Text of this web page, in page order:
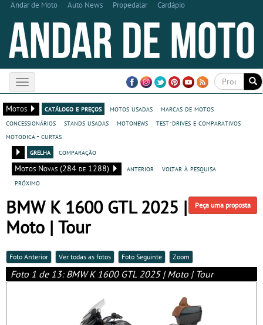
Andar de Moto Auto News Propedalar Cardápio
Toggle
navigation
Motos
catálogo e preços motos usadas
marcas de motos
concessionários
stands usadas motonews
test-drives e comparativos
motodica - curtas
grelha
comparação
Motos Novas (284 de 1288)
anterior
voltar à pesquisa
próximo
Peça uma proposta
BMW K 1600 GTL 2025 |
Moto | Tour
Foto Anterior Ver todas as fotos Foto Seguinte Zoom
Foto 1 de 13: BMW K 1600 GTL 2025 | Moto | Tour